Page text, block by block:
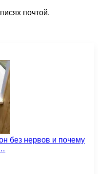
почтой.
без нервов и почему